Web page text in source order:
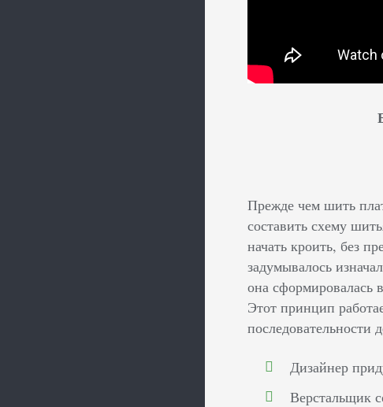
Прежде чем шить
составить схему
начать кроить, без
задумывалось
она сформировалась
Этот принцип
последовательности
Дизайнер
Верстальщик